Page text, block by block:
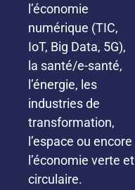
l’économie
numérique (TIC,
IoT, Big Data, 5G),
la santé/e-santé,
l’énergie, les
industries de
transformation,
l’espace ou encore
l’économie verte et
circulaire.